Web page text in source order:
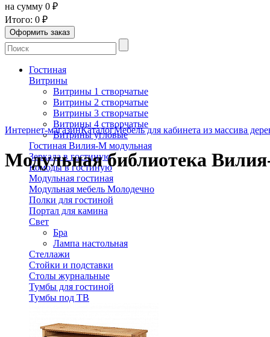
на сумму 0 ₽
Итого: 0 ₽
Гостиная
Витрины
Витрины 1 створчатые
Витрины 2 створчатые
Витрины 3 створчатые
Витрины 4 створчатые
Витрины угловые
Гостиная Вилия-М модульная
Зеркала в гостиную
Комоды в гостиную
Модульная гостиная
Модульная мебель Молодечно
Полки для гостиной
Портал для камина
Свет
Бра
Лампа настольная
Стеллажи
Стойки и подставки
Столы журнальные
Тумбы для гостиной
Тумбы под ТВ
Интернет-магазинКаталогМебель для кабинета из массива
Модульная библиотека